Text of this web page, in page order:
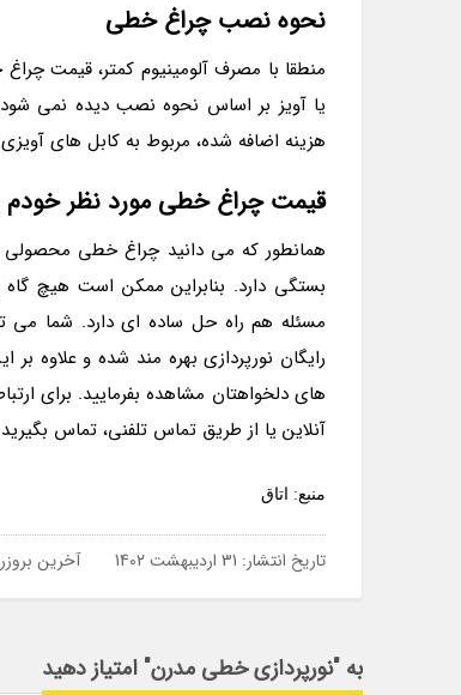
نحوه نصب چراغ خطی
منطقا با مصرف آلومینیوم کمتر، قیمت
یا آویز بر اساس نحوه نصب دیده نمی
هزینه اضافه شده، مربوط به کابل های
قیمت چراغ خطی مورد نظر خودم
همانطور که می دانید چراغ خطی
بستگی دارد. بنابراین ممکن است هیچ
مسئله هم راه حل ساده ای دارد. شما می
رایگان نورپردازی بهره مند شده و علاوه
آنلاین یا از طریق تماس تلفنی، تماس
منبع: اتاق
تاریخ انتشار: 31 اردیبهشت 1402 آخرین
به "نورپردازی خطی مدرن" امتیاز دهید